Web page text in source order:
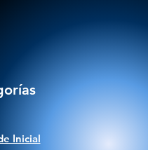
Inicial